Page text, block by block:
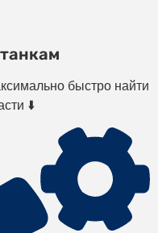
быстро найти
⬇️